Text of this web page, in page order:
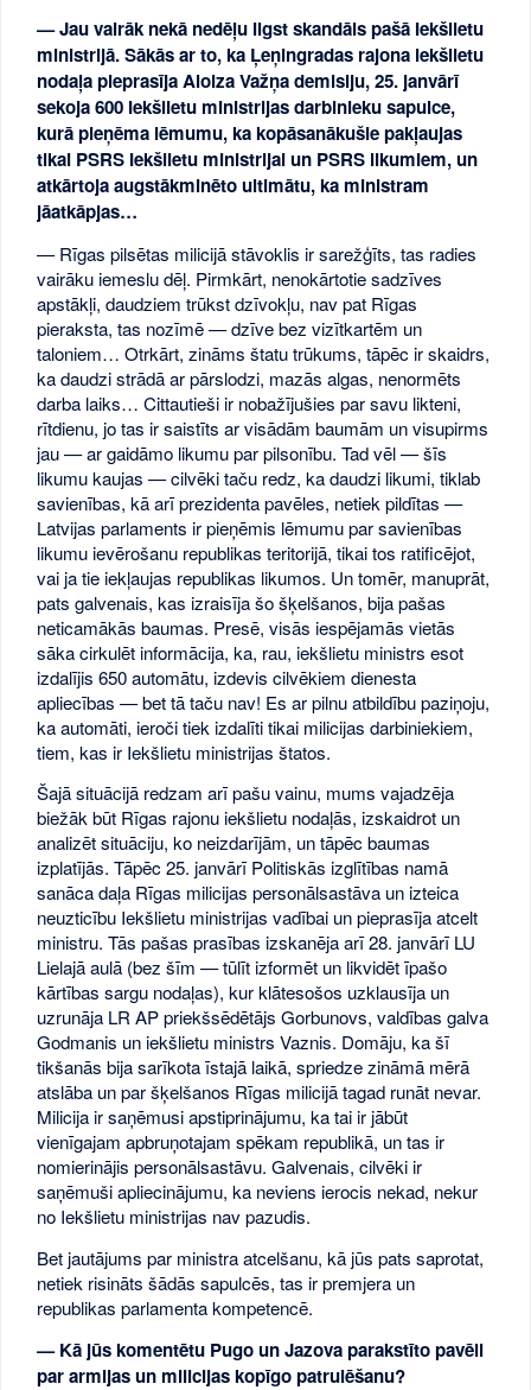
— Jau vairāk nekā nedēļu ilgst skandāls pašā Iekšlietu
ministrijā. Sākās ar to, ka Ļeņingradas rajona iekšlietu
nodaļa pieprasīja Aloiza Važņa demisiju, 25. janvārī
sekoja 600 Iekšlietu ministrijas darbinieku sapulce,
kurā pieņēma lēmumu, ka kopāsanākušie pakļaujas
tikai PSRS Iekšlietu ministrijai un PSRS likumiem, un
atkārtoja augstākminēto ultimātu, ka ministram
jāatkāpjas…
— Rīgas pilsētas milicijā stāvoklis ir sarežģīts, tas radies
vairāku iemeslu dēļ. Pirmkārt, nenokārtotie sadzīves
apstākļi, daudziem trūkst dzīvokļu, nav pat Rīgas
pieraksta, tas nozīmē — dzīve bez vizītkartēm un
taloniem… Otrkārt, zināms štatu trūkums, tāpēc ir skaidrs,
ka daudzi strādā ar pārslodzi, mazās algas, nenormēts
darba laiks… Cittautieši ir nobažījušies par savu likteni,
rītdienu, jo tas ir saistīts ar visādām baumām un visupirms
jau — ar gaidāmo likumu par pilsonību. Tad vēl — šīs
likumu kaujas — cilvēki taču redz, ka daudzi likumi, tiklab
savienības, kā arī prezidenta pavēles, netiek pildītas —
Latvijas parlaments ir pieņēmis lēmumu par savienības
likumu ievērošanu republikas teritorijā, tikai tos ratificējot,
vai ja tie iekļaujas republikas likumos. Un tomēr, manuprāt,
pats galvenais, kas izraisīja šo šķelšanos, bija pašas
neticamākās baumas. Presē, visās iespējamās vietās
sāka cirkulēt informācija, ka, rau, iekšlietu ministrs esot
izdalījis 650 automātu, izdevis cilvēkiem dienesta
apliecības — bet tā taču nav! Es ar pilnu atbildību paziņoju,
ka automāti, ieroči tiek izdalīti tikai milicijas darbiniekiem,
tiem, kas ir Iekšlietu ministrijas štatos.
Šajā situācijā redzam arī pašu vainu, mums vajadzēja
biežāk būt Rīgas rajonu iekšlietu nodaļās, izskaidrot un
analizēt situāciju, ko neizdarījām, un tāpēc baumas
izplatījās. Tāpēc 25. janvārī Politiskās izglītības namā
sanāca daļa Rīgas milicijas personālsastāva un izteica
neuzticību Iekšlietu ministrijas vadībai un pieprasīja atcelt
ministru. Tās pašas prasības izskanēja arī 28. janvārī LU
Lielajā aulā (bez šīm — tūlīt izformēt un likvidēt īpašo
kārtības sargu nodaļas), kur klātesošos uzklausīja un
uzrunāja LR AP priekšsēdētājs Gorbunovs, valdības galva
Godmanis un iekšlietu ministrs Vaznis. Domāju, ka šī
tikšanās bija sarīkota īstajā laikā, spriedze zināmā mērā
atslāba un par šķelšanos Rīgas milicijā tagad runāt nevar.
Milicija ir saņēmusi apstiprinājumu, ka tai ir jābūt
vienīgajam apbruņotajam spēkam republikā, un tas ir
nomierinājis personālsastāvu. Galvenais, cilvēki ir
saņēmuši apliecinājumu, ka neviens ierocis nekad, nekur
no Iekšlietu ministrijas nav pazudis.
Bet jautājums par ministra atcelšanu, kā jūs pats saprotat,
netiek risināts šādās sapulcēs, tas ir premjera un
republikas parlamenta kompetencē.
— Kā jūs komentētu Pugo un Jazova parakstīto pavēli
par armijas un milicijas kopīgo patrulēšanu?